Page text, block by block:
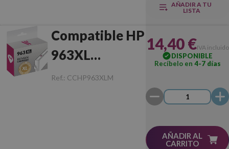
AÑADIR A TU
LISTA
Compatible HP
963XL
Magenta
Ref.: CCHP963XLM
14,40 €IVA incluido
DISPONIBLE
Recíbelo en 4-7 días
AÑADIR AL
CARRITO